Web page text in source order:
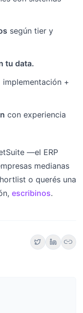
según tier y
tu data.
implementación +
con experiencia
—el ERP
medianas
o querés una
escribinos.
link